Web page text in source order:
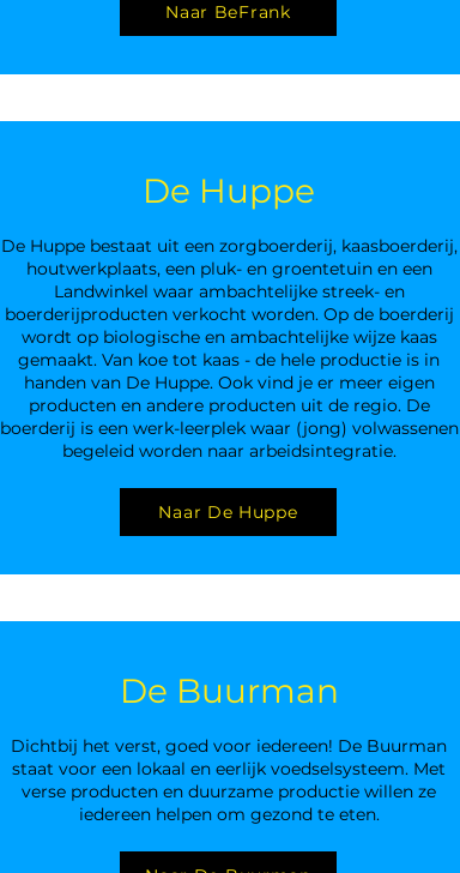
Naar BeFrank
De Huppe
De Huppe bestaat uit een zorgboerderij, kaasboerderij,
houtwerkplaats, een pluk- en groentetuin en een
Landwinkel waar ambachtelijke streek- en
boerderijproducten verkocht worden. Op de boerderij
wordt op biologische en ambachtelijke wijze kaas
gemaakt. Van koe tot kaas - de hele productie is in
handen van De Huppe. Ook vind je er meer eigen
producten en andere producten uit de regio. De
boerderij is een werk-leerplek waar (jong) volwassenen
begeleid worden naar arbeidsintegratie.
Naar De Huppe
De Buurman
Dichtbij het verst, goed voor iedereen! De Buurman
staat voor een lokaal en eerlijk voedselsysteem. Met
verse producten en duurzame productie willen ze
iedereen helpen om gezond te eten.